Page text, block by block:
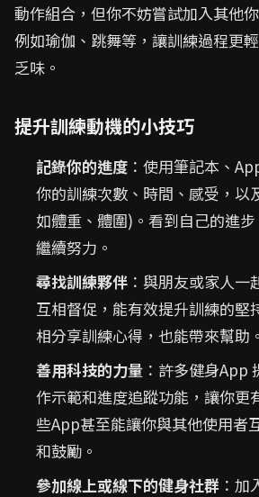
動作組合，但你不妨嘗試加入其他
例如瑜伽、跳舞等，讓訓練過程更
乏味。
提升訓練動機的小技巧
記錄你的進度 ：使用筆記本、
你的訓練次數、時間、感受，以
如體重、體圍)。看到自己的進
繼續努力。
尋找訓練夥伴 ：與朋友或家人一
互相督促，能有效提升訓練的堅
相分享訓練心得，也能帶來幫助。
善用科技的力量 ：許多健身App
作示範和進度追蹤功能，讓你更
些App甚至能讓你與其他使用者
和鼓勵。
參加線上或線下的健身社群 ：